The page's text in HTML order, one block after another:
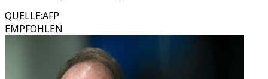
QUELLE:AFP
EMPFOHLEN